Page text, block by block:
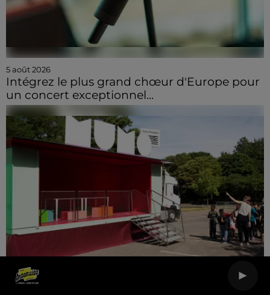
5 août 2026
Intégrez le plus grand chœur d'Europe pour
un concert exceptionnel...